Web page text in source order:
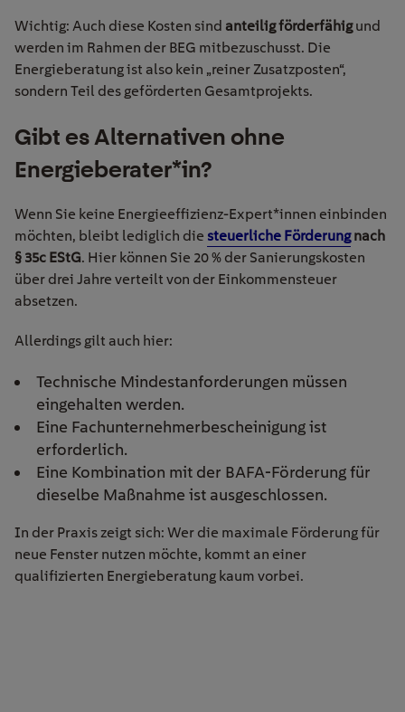
Wichtig: Auch diese Kosten sind anteilig förderfähigund
werden im Rahmen der BEG mitbezuschusst. Die
Energieberatung ist also kein „reiner Zusatzposten“,
sondern Teil des geförderten Gesamtprojekts.
Gibt es Alternativen ohne
Energieberater*in?
Wenn Sie keine Energieeffizienz-Expert*innen einbinden
möchten, bleibt lediglich die steuerliche Förderungnach
§ 35c EStG. Hier können Sie 20 % der Sanierungskosten
über drei Jahre verteilt von der Einkommensteuer
absetzen.
Allerdings gilt auch hier:
Technische Mindestanforderungen müssen
eingehalten werden.
Eine Fachunternehmerbescheinigung ist
erforderlich.
Eine Kombination mit der BAFA-Förderung für
dieselbe Maßnahme ist ausgeschlossen.
In der Praxis zeigt sich: Wer die maximale Förderung für
neue Fenster nutzen möchte, kommt an einer
qualifizierten Energieberatung kaum vorbei.